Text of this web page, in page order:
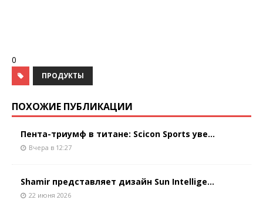
0
ПРОДУКТЫ
ПОХОЖИЕ ПУБЛИКАЦИИ
Пента-триумф в титане: Scicon Sports уве...
Вчера в 12:27
Shamir представляет дизайн Sun Intellige...
22 июня 2026